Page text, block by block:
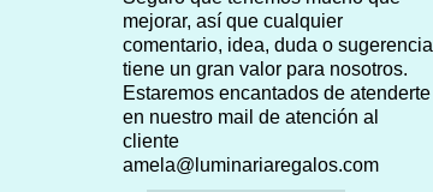
mejorar, así que cualquier
comentario, idea, duda o sugerencia
tiene un gran valor para nosotros.
Estaremos encantados de atenderte
en nuestro mail de atención al
cliente
amela@luminariaregalos.com